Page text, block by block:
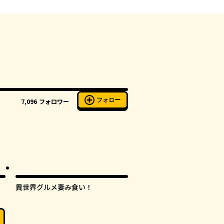
7,096 フォロワー フォロー
異世界グルメ妻み食い！